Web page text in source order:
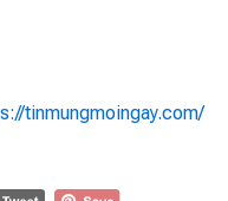
tinmungmoingay.com/